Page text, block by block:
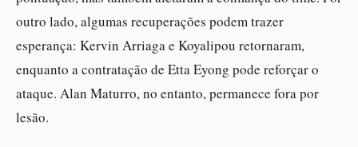
outro lado, algumas recuperações podem trazer
esperança: Kervin Arriaga e Koyalipou retornaram,
enquanto a contratação de Etta Eyong pode reforçar o
ataque. Alan Maturro, no entanto, permanece fora por
lesão.